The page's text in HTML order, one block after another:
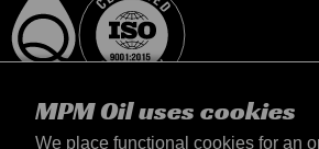
MPM Oil uses cookies
We place functional cookies for an